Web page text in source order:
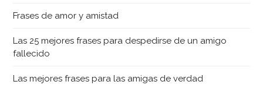
Frases de amor y amistad
Las 25 mejores frases para despedirse de un amigo
fallecido
Las mejores frases para las amigas de verdad